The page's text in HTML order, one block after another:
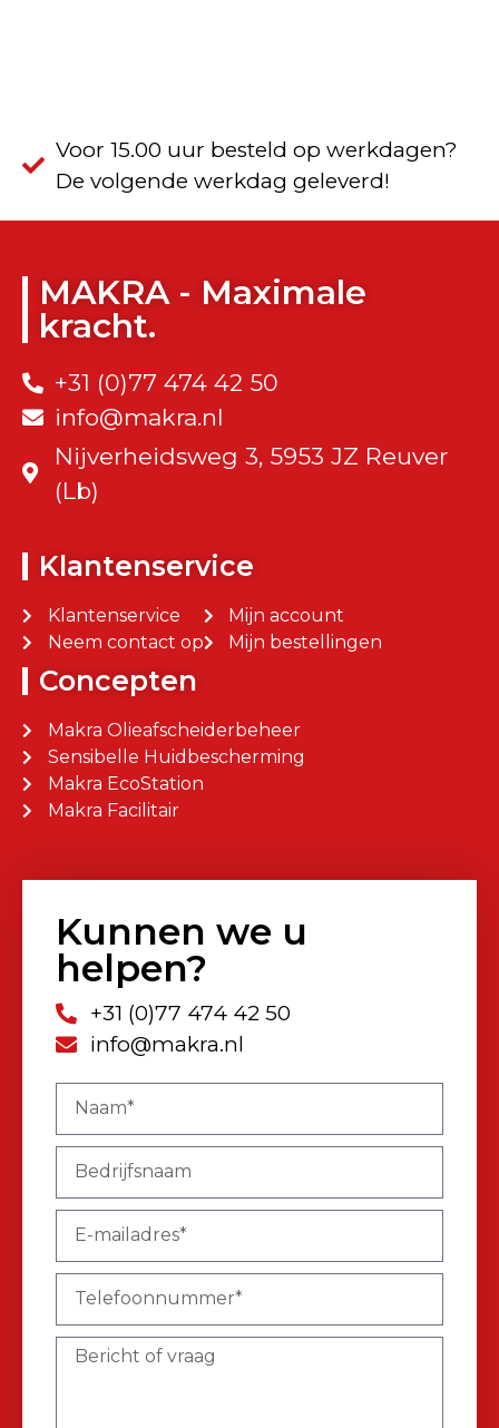
Voor 15.00 uur besteld op werkdagen?
De volgende werkdag geleverd!
MAKRA - Maximale
kracht.
+31 (0)77 474 42 50
info@makra.nl
Nijverheidsweg 3, 5953 JZ Reuver
(Lb)
Klantenservice
Klantenservice
Neem contact op
Mijn account
Mijn bestellingen
Concepten
Makra Olieafscheiderbeheer
Sensibelle Huidbescherming
Makra EcoStation
Makra Facilitair
Kunnen we u
helpen?
+31 (0)77 474 42 50
info@makra.nl